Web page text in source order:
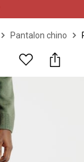
Pantalon chino